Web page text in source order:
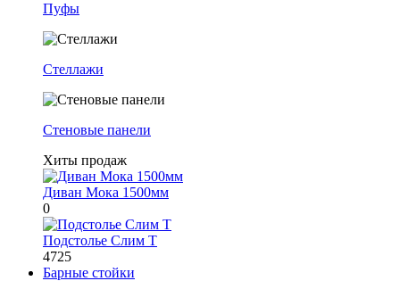
Пуфы
Стеллажи
Стеновые панели
Хиты продаж
Диван Мока 1500мм
0
Подстолье Слим Т
4725
Барные стойки